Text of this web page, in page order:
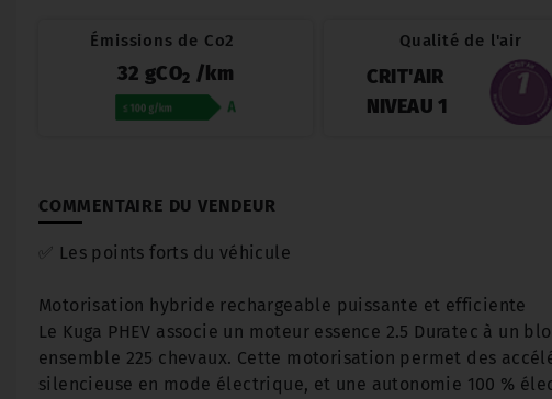
Émissions de Co2
32 gCO2 /km
Qualité de l'air
CRIT'AIR
NIVEAU 1
COMMENTAIRE DU VENDEUR
✅ Les points forts du véhicule
Motorisation hybride rechargeable puissante et efficiente
Le Kuga PHEV associe un moteur essence 2.5 Duratec à un
ensemble 225 chevaux. Cette motorisation permet des
silencieuse en mode électrique, et une autonomie 100 %